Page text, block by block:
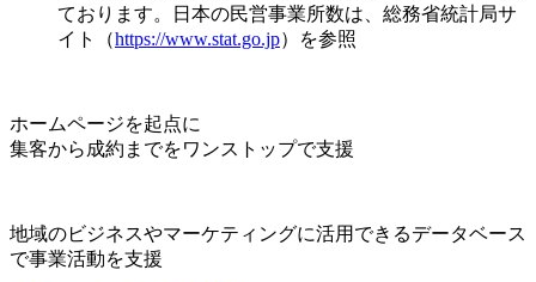
ております。日本の民営事業所数は、総務省統計局サ
イト（https://www.stat.go.jp）を参照
ホームページを起点に
集客から成約までをワンストップで支援
地域のビジネスやマーケティングに活用できるデータベース
で事業活動を支援